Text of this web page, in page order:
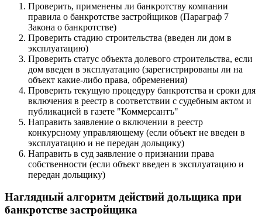
Проверить, применены ли банкротству компании
правила о банкротстве застройщиков (Параграф 7
Закона о банкротстве)
Проверить стадию строительства (введен ли дом в
эксплуатацию)
Проверить статус объекта долевого строительства, если
дом введен в эксплуатацию (зарегистрированы ли на
объект какие-либо права, обременения)
Проверить текущую процедуру банкротства и сроки для
включения в реестр в соответствии с судебным актом и
публикацией в газете "Коммерсантъ"
Направить заявление о включении в реестр
конкурсному управляющему (если объект не введен в
эксплуатацию и не передан дольщику)
Направить в суд заявление о признании права
собственности (если объект введен в эксплуатацию и
передан дольщику)
Наглядный алгоритм действий дольщика при
банкротстве застройщика